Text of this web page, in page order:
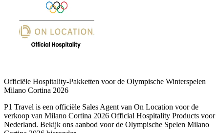
Officiële Hospitality-Pakketten voor de Olympische Winterspelen
Milano Cortina 2026
P1 Travel is een officiële Sales Agent van On Location voor de
verkoop van Milano Cortina 2026 Official Hospitality Products voor
Nederland. Bekijk ons aanbod voor de Olympische Spelen Milano